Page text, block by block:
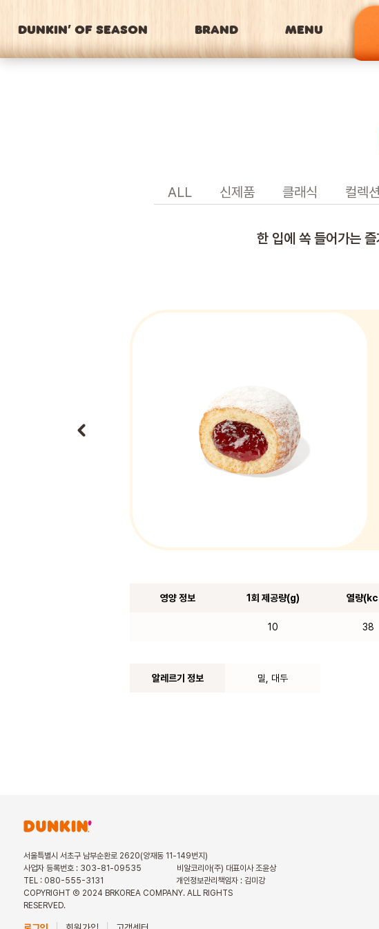
DUNKIN’ OF SEASON BRAND MENU
ALL 신제품 클래식 컬렉션
한 입에 쏙 들어가는
영양 정보 1회 제공량(g)
10
열량
38
알레르기 정보 밀, 대두
서울특별시 서초구 남부순환로 2620(양재동 11-149번지)
사업자 등록번호 : 303-81-09535
비알코리아(주) 대표이사 조윤상
TEL : 080-555-3131
개인정보관리책임자 : 김미강
COPYRIGHT Ⓒ 2024 BRKOREA COMPANY. ALL RIGHTS
RESERVED.